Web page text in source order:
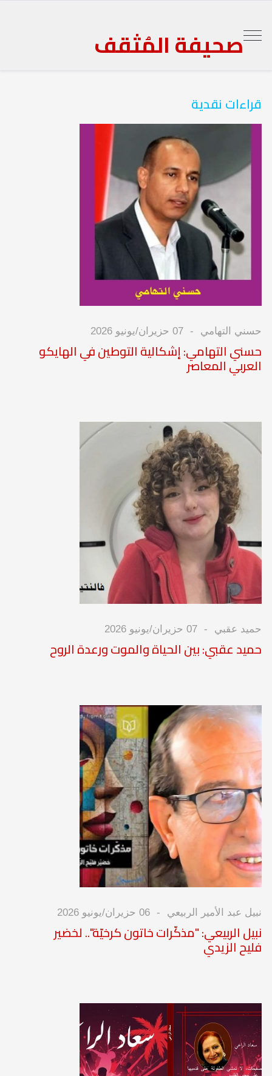
صحيفة المُثقف
قراءات نقدية
حسني التهامي 07 حزيران/يونيو 2026
حسني التهامي: إشكالية التوطين في الهايكو
العربي المعاصر
حميد عقبي 07 حزيران/يونيو 2026
حميد عقبي: بين الحياة والموت ورعدة الروح
نبيل عبد الأمير الربيعي 06 حزيران/يونيو 2026
نبيل الربيعي: "مذكّرات خاتون كرخيّة".. لخضير
فليح الزيدي